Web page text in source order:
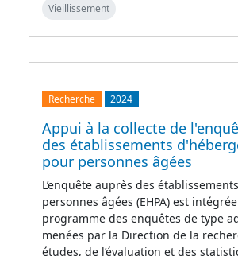
Vieillissement
Recherche 2024
Appui à la collecte de
des établissements
pour personnes âgées
L’enquête auprès des
personnes âgées (EHPA) est
programme des enquêtes de type
menées par la Direction de la
études, de l’évaluation et des